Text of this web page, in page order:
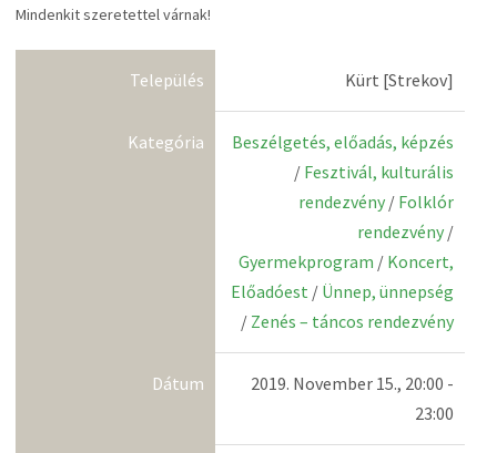
Mindenkit szeretettel várnak!
Település Kürt [Strekov]
Kategória
Beszélgetés, előadás, képzés
/ Fesztivál, kulturális
rendezvény / Folklór
rendezvény /
Gyermekprogram / Koncert,
Előadóest / Ünnep, ünnepség
/ Zenés – táncos rendezvény
Dátum
2019. November 15., 20:00 -
23:00